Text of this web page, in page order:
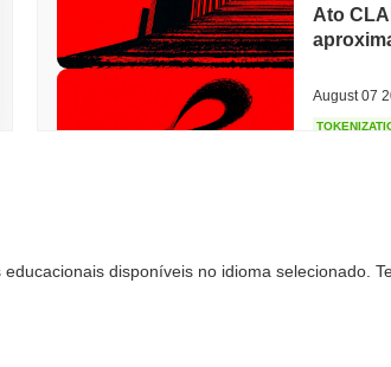
Ato
August 07
STABLECOIN
disponíveis no idioma selecionado.